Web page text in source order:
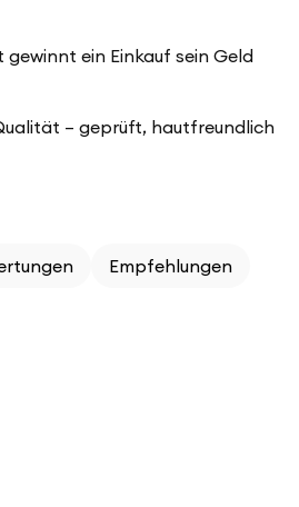
ein Einkauf sein Geld
– geprüft, hautfreundlich
Empfehlungen